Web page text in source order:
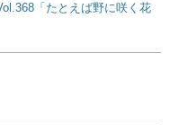
「たとえば野に咲く花